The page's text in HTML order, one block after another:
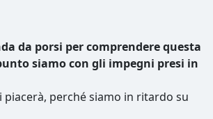
da porsi per comprendere questa
siamo con gli impegni presi in
piacerà, perché siamo in ritardo su